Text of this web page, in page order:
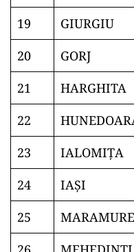
19
GIURGIU
20
GORJ
21
HARGHITA
22
23
IALOMIŢA
24
IAŞI
25